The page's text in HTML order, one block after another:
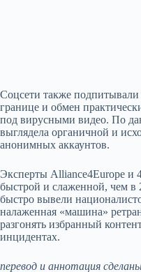
Соцсети также
границе и обмен
под вирусными видео. По
выглядела органичной и
анонимных аккаунтов.
Эксперты Alliance4Europe и
быстрой и слаженной, чем в
быстро вывели
налаженная «машина»
разгонять избранный
инцидентах.
перевод и аннотация